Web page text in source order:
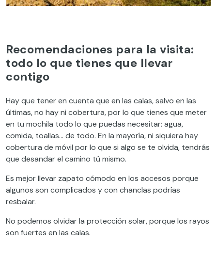
Recomendaciones para la visita:
todo lo que tienes que llevar
contigo
Hay que tener en cuenta que en las calas, salvo en las
últimas, no hay ni cobertura, por lo que tienes que meter
en tu mochila todo lo que puedas necesitar: agua,
comida, toallas… de todo. En la mayoría, ni siquiera hay
cobertura de móvil por lo que si algo se te olvida, tendrás
que desandar el camino tú mismo.
Es mejor llevar zapato cómodo en los accesos porque
algunos son complicados y con chanclas podrías
resbalar.
No podemos olvidar la protección solar, porque los rayos
son fuertes en las calas.